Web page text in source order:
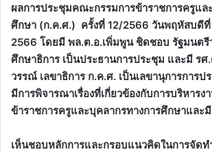
ผลการประชุมคณะกรรมการข้าราชการครูแล
ศึกษา (ก.ค.ศ.) ครั้งที่ 12/2566 วันพฤหัสบดี
2566 โดยมี พล.ต.อ.เพิ่มพูน ชิดชอบ รัฐมนตรี
ศึกษาธิการ เป็นประธานการประชุม และมี รศ.
วรรณ์ เลขาธิการ ก.ค.ศ. เป็นเลขานุการการ
มีการพิจารณาเรื่องที่เกี่ยวข้องกับการบริหารง
ข้าราชการครูและบุคลากรทางการศึกษาแล
เห็นชอบหลักการและกรอบแนวคิดในการจัด